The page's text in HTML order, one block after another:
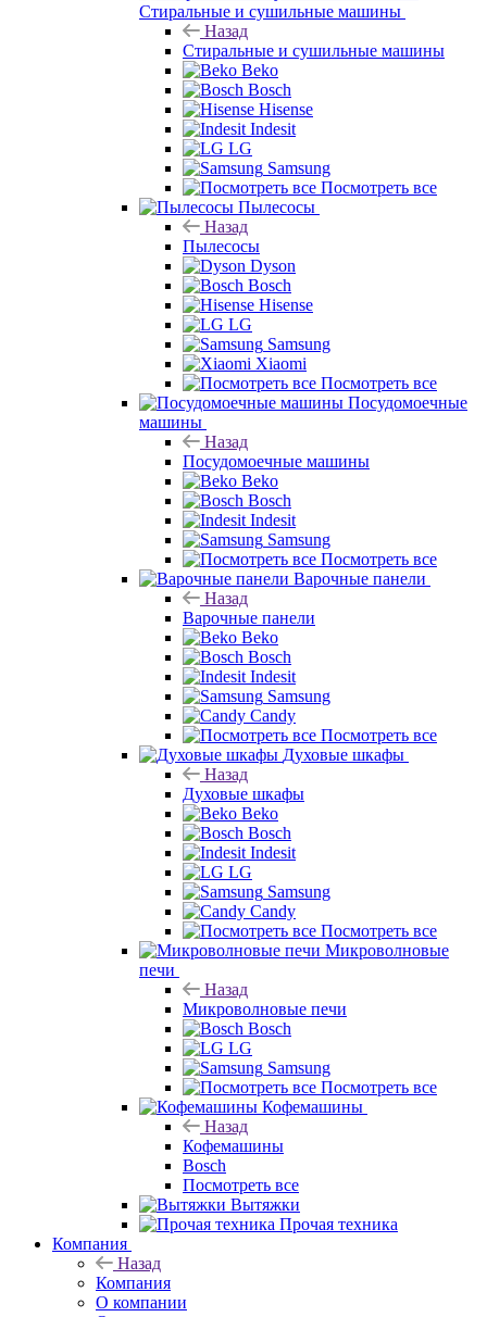
Стиральные и сушильные машины
Назад
Стиральные и сушильные машины
Beko
Bosch
Hisense
Indesit
LG
Samsung
Посмотреть все
Пылесосы
Назад
Пылесосы
Dyson
Bosch
Hisense
LG
Samsung
Xiaomi
Посмотреть все
Посудомоечные
машины
Назад
Посудомоечные машины
Beko
Bosch
Indesit
Samsung
Посмотреть все
Варочные панели
Назад
Варочные панели
Beko
Bosch
Indesit
Samsung
Candy
Посмотреть все
Духовые шкафы
Назад
Духовые шкафы
Beko
Bosch
Indesit
LG
Samsung
Candy
Посмотреть все
Микроволновые
печи
Назад
Микроволновые печи
Bosch
LG
Samsung
Посмотреть все
Кофемашины
Назад
Кофемашины
Bosch
Посмотреть все
Вытяжки
Прочая техника
Компания
Назад
Компания
О компании